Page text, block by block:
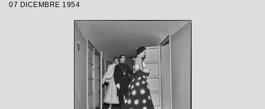
Votto, con la regia di Luchino Visconti
07 DICEMBRE 1954